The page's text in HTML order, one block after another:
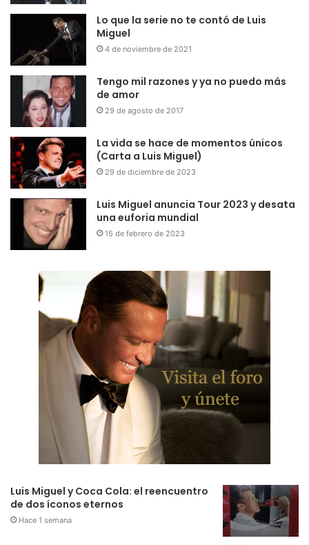
Lo que la serie no te contó de Luis
Miguel
4 de noviembre de 2021
Tengo mil razones y ya no puedo más
de amor
29 de agosto de 2017
La vida se hace de momentos únicos
(Carta a Luis Miguel)
29 de diciembre de 2023
Luis Miguel anuncia Tour 2023 y desata
una euforia mundial
15 de febrero de 2023
Luis Miguel y Coca Cola: el reencuentro
de dos íconos eternos
Hace 1 semana